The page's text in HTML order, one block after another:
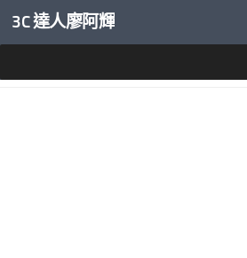
內文下方
3C 達人廖阿輝